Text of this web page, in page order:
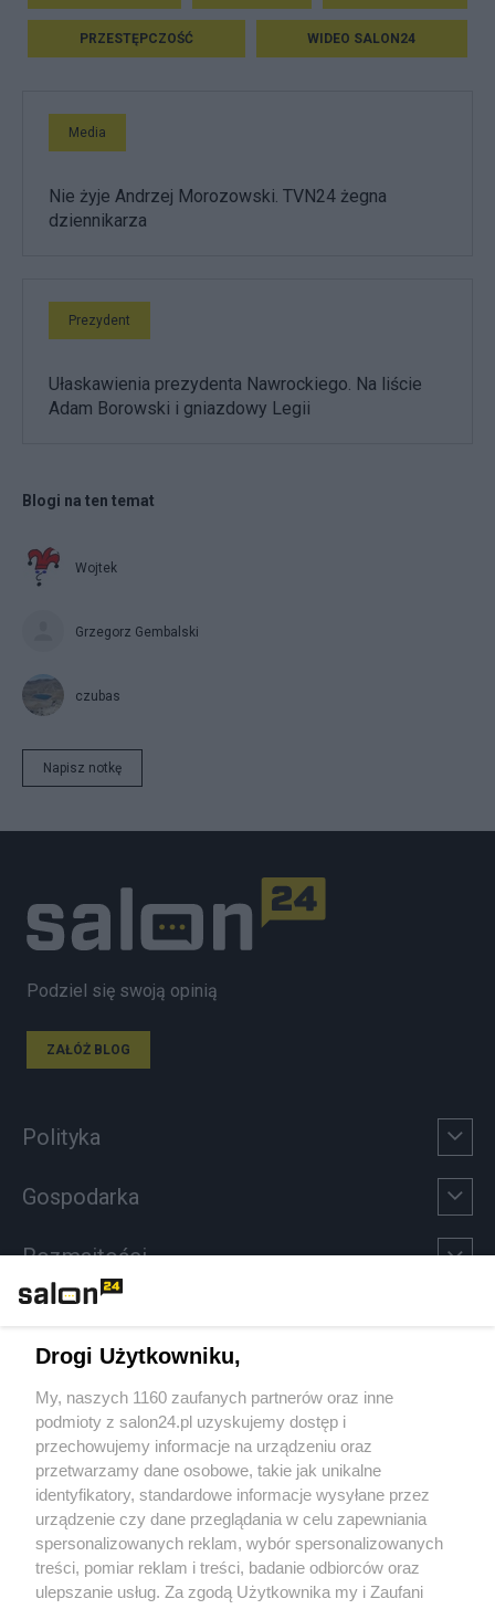
PRZESTĘPCZOŚĆ WIDEO SALON24
Media
Nie żyje Andrzej Morozowski. TVN24 żegna
dziennikarza
Prezydent
Ułaskawienia prezydenta Nawrockiego. Na liście
Adam Borowski i gniazdowy Legii
Blogi na ten temat
Wojtek
Grzegorz Gembalski
czubas
Napisz notkę
Podziel się swoją opinią
ZAŁÓŻ BLOG
Polityka
Gospodarka
Rozmaitości
Sport
Społeczeństwo
Kultura
X Facebook Instagram Youtube
Drogi Użytkowniku,
My, naszych 1160 zaufanych partnerów oraz inne
podmioty z salon24.pl uzyskujemy dostęp i
przechowujemy informacje na urządzeniu oraz
przetwarzamy dane osobowe, takie jak unikalne
identyfikatory, standardowe informacje wysyłane przez
urządzenie czy dane przeglądania w celu zapewniania
spersonalizowanych reklam, wybór spersonalizowanych
treści, pomiar reklam i treści, badanie odbiorców oraz
ulepszanie usług. Za zgodą Użytkownika my i Zaufani